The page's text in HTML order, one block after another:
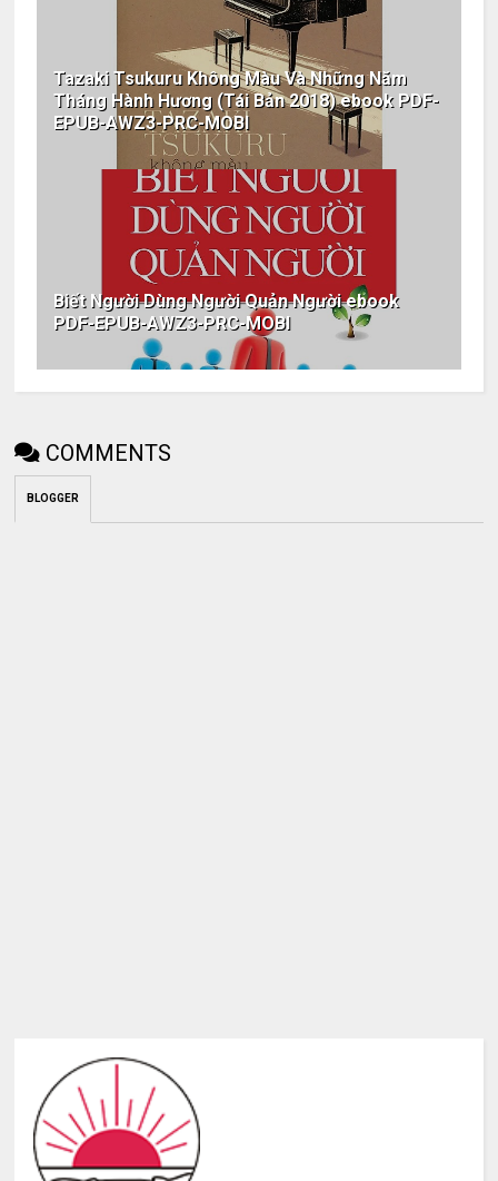
Tazaki Tsukuru Không Màu Và Những Năm
Tháng Hành Hương (Tái Bản 2018) ebook PDF-
EPUB-AWZ3-PRC-MOBI
Biết Người Dùng Người Quản Người ebook
PDF-EPUB-AWZ3-PRC-MOBI
COMMENTS
BLOGGER